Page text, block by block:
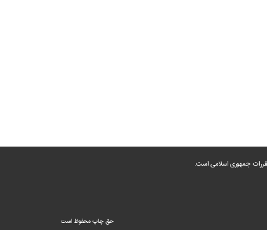
جمهوری اسلامی است.
حق چاپ محفوظ است